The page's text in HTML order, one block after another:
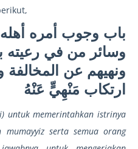
باب وجوب أمره أهله
وسائر من في رعيته
ونهيهم عن المخالفة
ارتكاب مَنْهِيٍّ عَنْهُ
untuk memerintahkan istrinya
mumayyiz serta semua orang